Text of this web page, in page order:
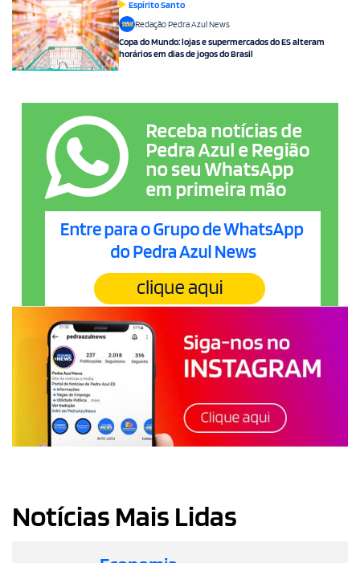
Espírito Santo
Redação Pedra Azul News
Copa do Mundo: lojas e supermercados do ES alteram
horários em dias de jogos do Brasil
Notícias Mais Lidas